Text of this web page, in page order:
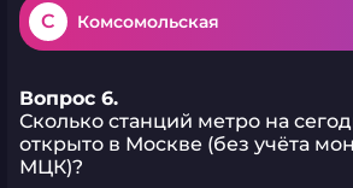
C Комсомольская
Вопрос 6.
Сколько станций метро на
открыто в Москве (без учёта
МЦК)?